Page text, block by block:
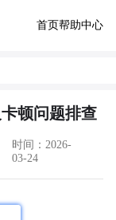
首页帮助中心
顿问题排查
时间：2026-
03-24